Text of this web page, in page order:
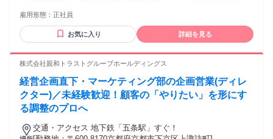
安定して働きたい方 ・人と話すことが好きな方 ・人の話を聞
くことも好きな方 ・誰かの役に立つお仕事がしたい方 ・自分
に合った働き方を見つけたい方 ・サポート体制が充実してい
前向きに業務に取り組むことができる方など♪ 気になった方は
雇用形態： 正社員
お気に入り 詳細を見る
株式会社親和トラストグループホールディングス
経営企画直下・マーケティング部の企画営業(ディレ
クター)／未経験歓迎！顧客の「やりたい」を形にす
る調整のプロへ
交通・アクセス 地下鉄「五条駅」すぐ！